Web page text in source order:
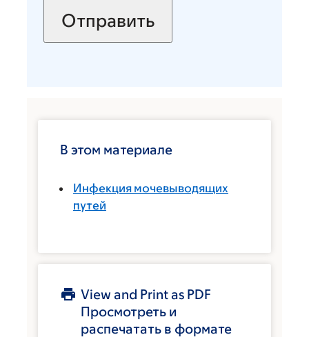
В этом материале
Инфекция мочевыводящих
путей
View and Print as PDF
Просмотреть и
распечатать в формате